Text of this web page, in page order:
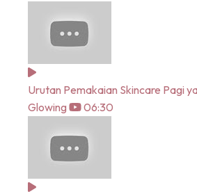
Urutan Pemakaian Skincare Pagi
Glowing
06:30